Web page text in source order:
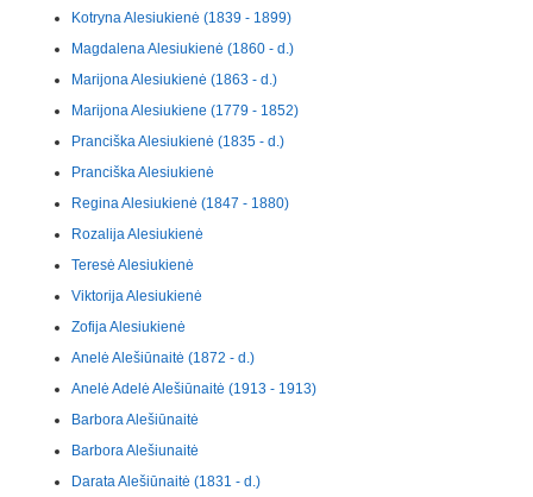
Kotryna Alesiukienė (1839 - 1899)
Magdalena Alesiukienė (1860 - d.)
Marijona Alesiukienė (1863 - d.)
Marijona Alesiukiene (1779 - 1852)
Pranciška Alesiukienė (1835 - d.)
Pranciška Alesiukienė
Regina Alesiukienė (1847 - 1880)
Rozalija Alesiukienė
Teresė Alesiukienė
Viktorija Alesiukienė
Zofija Alesiukienė
Anelė Alešiūnaitė (1872 - d.)
Anelė Adelė Alešiūnaitė (1913 - 1913)
Barbora Alešiūnaitė
Barbora Alešiunaitė
Darata Alešiūnaitė (1831 - d.)